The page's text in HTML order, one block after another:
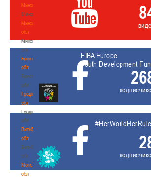
Минск
Минск
Минская
обл
Минская
обл
Брестская
обл
Брестская
обл
Гродненская
обл
Гродненская
обл
Витебская
обл
Витебская
обл
Могилевская
обл
FIBA Europe
Youth Development